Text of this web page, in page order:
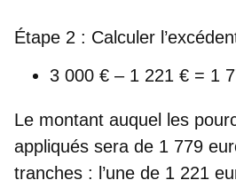
Étape 2 : Calculer
3 000 € – 1 221 € = 1
Le montant auquel les
appliqués sera de 1 779
tranches : l’une de 1 221